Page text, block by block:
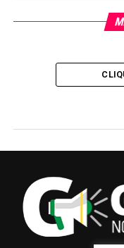
Covid-19:
número de
risco de